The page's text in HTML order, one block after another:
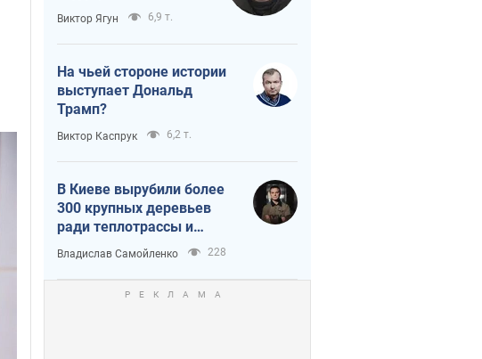
критическая
логистика
Виктор Ягун 6,9 т.
На чьей стороне истории
выступает Дональд
Трамп?
Виктор Каспрук 6,2 т.
В Киеве вырубили более
300 крупных деревьев
ради теплотрассы и
вопреки Генплану
Владислав Самойленко 228